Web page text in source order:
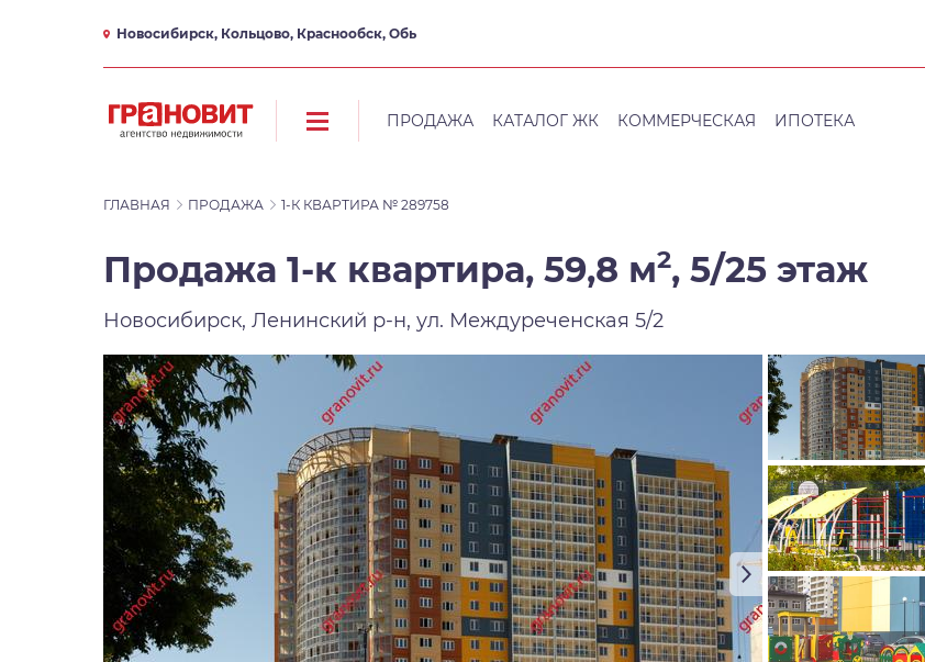
Новосибирск, Кольцово, Краснообск, Обь
ПРОДАЖА КАТАЛОГ ЖК КОММЕРЧЕСКАЯ ИПОТЕКА
ГЛАВНАЯ ПРОДАЖА 1-К КВАРТИРА № 289758
Продажа 1-к квартира, 59,8 м2, 5/25 этаж
Новосибирск, Ленинский р-н, ул. Междуреченская 5/2